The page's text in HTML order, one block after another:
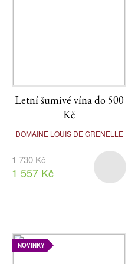
Letní šumivé vína do 500
Kč
DOMAINE LOUIS DE GRENELLE
1 730 Kč
1 557 Kč
NOVINKY